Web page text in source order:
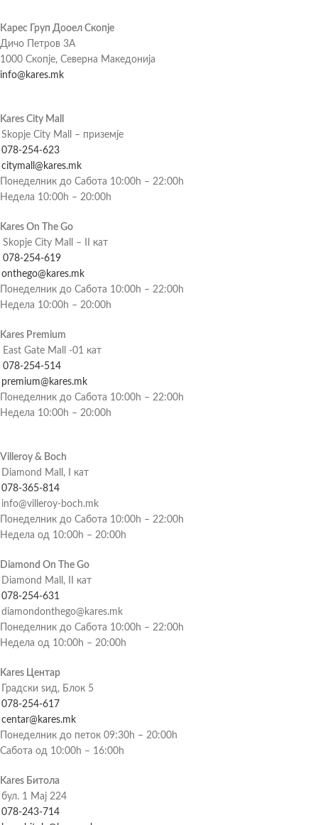
Карес Груп Дооел Скопје
Дичо Петров 3А
1000 Скопје, Северна Македонија
info@kares.mk
Kares City Mall
Skopje City Mall – приземје
078-254-623
citymall@kares.mk
Понеделник до Сабота 10:00h – 22:00h
Недела 10:00h – 20:00h
Kares On The Go
Skopje City Mall – II кат
078-254-619
onthego@kares.mk
Понеделник до Сабота 10:00h – 22:00h
Недела 10:00h – 20:00h
Kares Premium
East Gate Mall -01 кат
078-254-514
premium@kares.mk
Понеделник до Сабота 10:00h – 22:00h
Недела 10:00h – 20:00h
Villeroy & Boch
Diamond Mall, I кат
078-365-814
info@villeroy-boch.mk
Понеделник до Сабота 10:00h – 22:00h
Недела од 10:00h – 20:00h
Diamond On The Go
Diamond Mall, II кат
078-254-631
diamondonthego@kares.mk
Понеделник до Сабота 10:00h – 22:00h
Недела од 10:00h – 20:00h
Kares Центар
Градски ѕид, Блок 5
078-254-617
centar@kares.mk
Понеделник до петок 09:30h – 20:00h
Сабота од 10:00h – 16:00h
Kares Битола
бул. 1 Мај 224
078-243-714